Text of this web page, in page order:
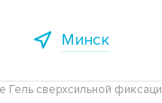
Минск
Гель сверхсильной